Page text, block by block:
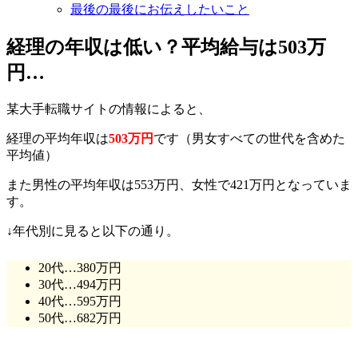
最後の最後にお伝えしたいこと
経理の年収は低い？平均給与は503万
円…
某大手転職サイトの情報によると、
経理の平均年収は503万円 です（男女すべての世代を含めた
平均値）
また男性の平均年収は553万円、女性で421万円となっていま
す。
↓年代別に見ると以下の通り。
20代…380万円
30代…494万円
40代…595万円
50代…682万円